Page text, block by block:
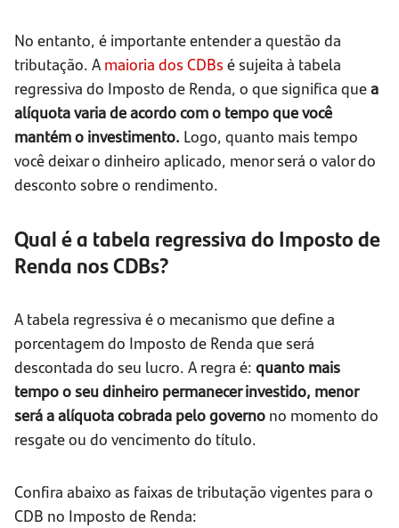
No entanto, é importante entender a questão da
tributação. A maioria dos CDBs é sujeita à tabela
regressiva do Imposto de Renda, o que significa quea
alíquota varia de acordo com o tempo que você
mantém o investimento. Logo, quanto mais tempo
você deixar o dinheiro aplicado, menor será o valor do
desconto sobre o rendimento.
Qual é a tabela regressiva do Imposto de
Renda nos CDBs?
A tabela regressiva é o mecanismo que define a
porcentagem do Imposto de Renda que será
descontada do seu lucro. A regra é: quanto mais
tempo o seu dinheiro permanecer investido, menor
será a alíquota cobrada pelo governo no momento do
resgate ou do vencimento do título.
Confira abaixo as faixas de tributação vigentes para o
CDB no Imposto de Renda: